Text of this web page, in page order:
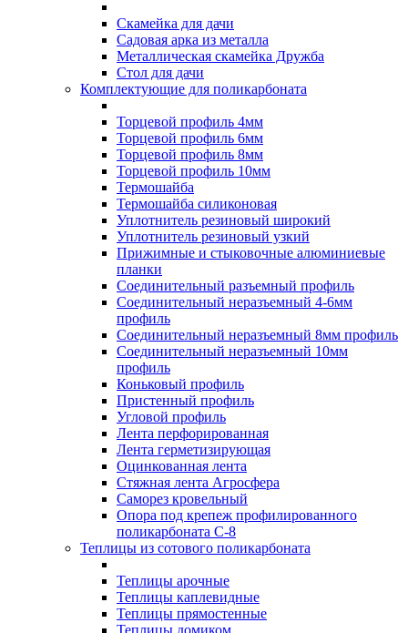
Скамейка для дачи
Садовая арка из металла
Металлическая скамейка Дружба
Стол для дачи
Комплектующие для поликарбоната
Торцевой профиль 4мм
Торцевой профиль 6мм
Торцевой профиль 8мм
Торцевой профиль 10мм
Термошайба
Термошайба силиконовая
Уплотнитель резиновый широкий
Уплотнитель резиновый узкий
Прижимные и стыковочные алюминиевые
планки
Соединительный разъемный профиль
Соединительный неразъемный 4-6мм
профиль
Соединительный неразъемный 8мм профиль
Соединительный неразъемный 10мм
профиль
Коньковый профиль
Пристенный профиль
Угловой профиль
Лента перфорированная
Лента герметизирующая
Оцинкованная лента
Стяжная лента Агросфера
Саморез кровельный
Опора под крепеж профилированного
поликарбоната С-8
Теплицы из сотового поликарбоната
Теплицы арочные
Теплицы каплевидные
Теплицы прямостенные